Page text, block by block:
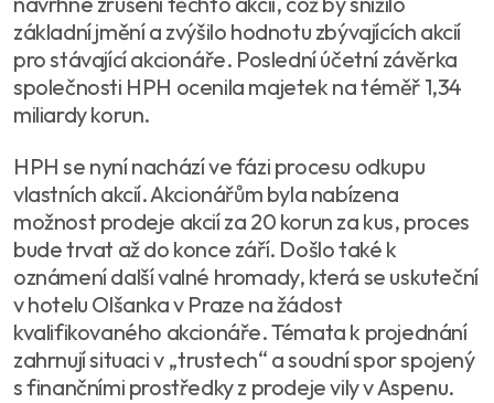
základní jmění a zvýšilo hodnotu zbývajících akcií
pro stávající akcionáře. Poslední účetní závěrka
společnosti HPH ocenila majetek na téměř 1,34
miliardy korun.
HPH se nyní nachází ve fázi procesu odkupu
vlastních akcií. Akcionářům byla nabízena
možnost prodeje akcií za 20 korun za kus, proces
bude trvat až do konce září. Došlo také k
oznámení další valné hromady, která se uskuteční
v hotelu Olšanka v Praze na žádost
kvalifikovaného akcionáře. Témata k projednání
zahrnují situaci v „trustech“ a soudní spor spojený
s finančními prostředky z prodeje vily v Aspenu.